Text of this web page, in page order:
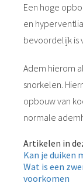
Een hoge
en
bevoordelijk is
Adem hierom
snorkelen.
opbouw van
normale
Artikelen in
Kan je duiken
Wat is een
voorkomen